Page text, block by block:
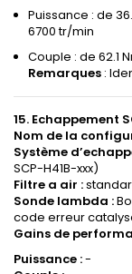
Puissance : de
6700 tr/min
Couple : de 62.1
Remarques :
15. Echappement
Nom de la
Système
SCP-H41B-xxx)
Filtre a air :
Sonde lambda :
code erreur
Gains de
Puissance :-